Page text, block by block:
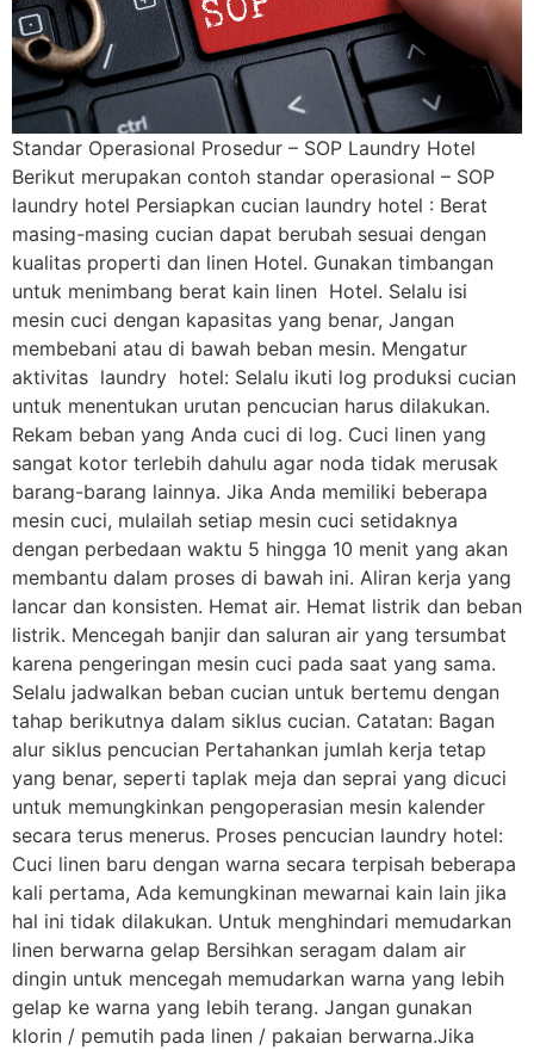
Standar Operasional Prosedur – SOP Laundry Hotel
Berikut merupakan contoh standar operasional – SOP
laundry hotel Persiapkan cucian laundry hotel : Berat
masing-masing cucian dapat berubah sesuai dengan
kualitas properti dan linen Hotel. Gunakan timbangan
untuk menimbang berat kain linen Hotel. Selalu isi
mesin cuci dengan kapasitas yang benar, Jangan
membebani atau di bawah beban mesin. Mengatur
aktivitas laundry hotel: Selalu ikuti log produksi cucian
untuk menentukan urutan pencucian harus dilakukan.
Rekam beban yang Anda cuci di log. Cuci linen yang
sangat kotor terlebih dahulu agar noda tidak merusak
barang-barang lainnya. Jika Anda memiliki beberapa
mesin cuci, mulailah setiap mesin cuci setidaknya
dengan perbedaan waktu 5 hingga 10 menit yang akan
membantu dalam proses di bawah ini. Aliran kerja yang
lancar dan konsisten. Hemat air. Hemat listrik dan beban
listrik. Mencegah banjir dan saluran air yang tersumbat
karena pengeringan mesin cuci pada saat yang sama.
Selalu jadwalkan beban cucian untuk bertemu dengan
tahap berikutnya dalam siklus cucian. Catatan: Bagan
alur siklus pencucian Pertahankan jumlah kerja tetap
yang benar, seperti taplak meja dan seprai yang dicuci
untuk memungkinkan pengoperasian mesin kalender
secara terus menerus. Proses pencucian laundry hotel:
Cuci linen baru dengan warna secara terpisah beberapa
kali pertama, Ada kemungkinan mewarnai kain lain jika
hal ini tidak dilakukan. Untuk menghindari memudarkan
linen berwarna gelap Bersihkan seragam dalam air
dingin untuk mencegah memudarkan warna yang lebih
gelap ke warna yang lebih terang. Jangan gunakan
klorin / pemutih pada linen / pakaian berwarna.Jika